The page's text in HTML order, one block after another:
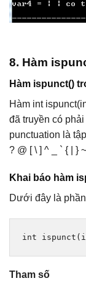
8. Hàm
Hàm ispunct()
Hàm int
đã truyền có
punctuation là
? @ [ \ ] ^ _ ` { | } ~
Khai báo hàm
Dưới đây là
int ispunct (
Tham số